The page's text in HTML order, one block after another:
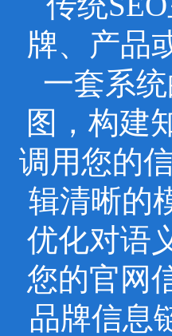
牌、产品
一套系
图，构建
调用您的
辑清晰的
优化对语
您的官网
品牌信息